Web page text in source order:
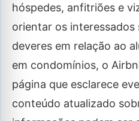
hóspedes, anfitriões e
orientar os interessados
deveres em relação ao
em condomínios, o
página que esclarece
conteúdo atualizado